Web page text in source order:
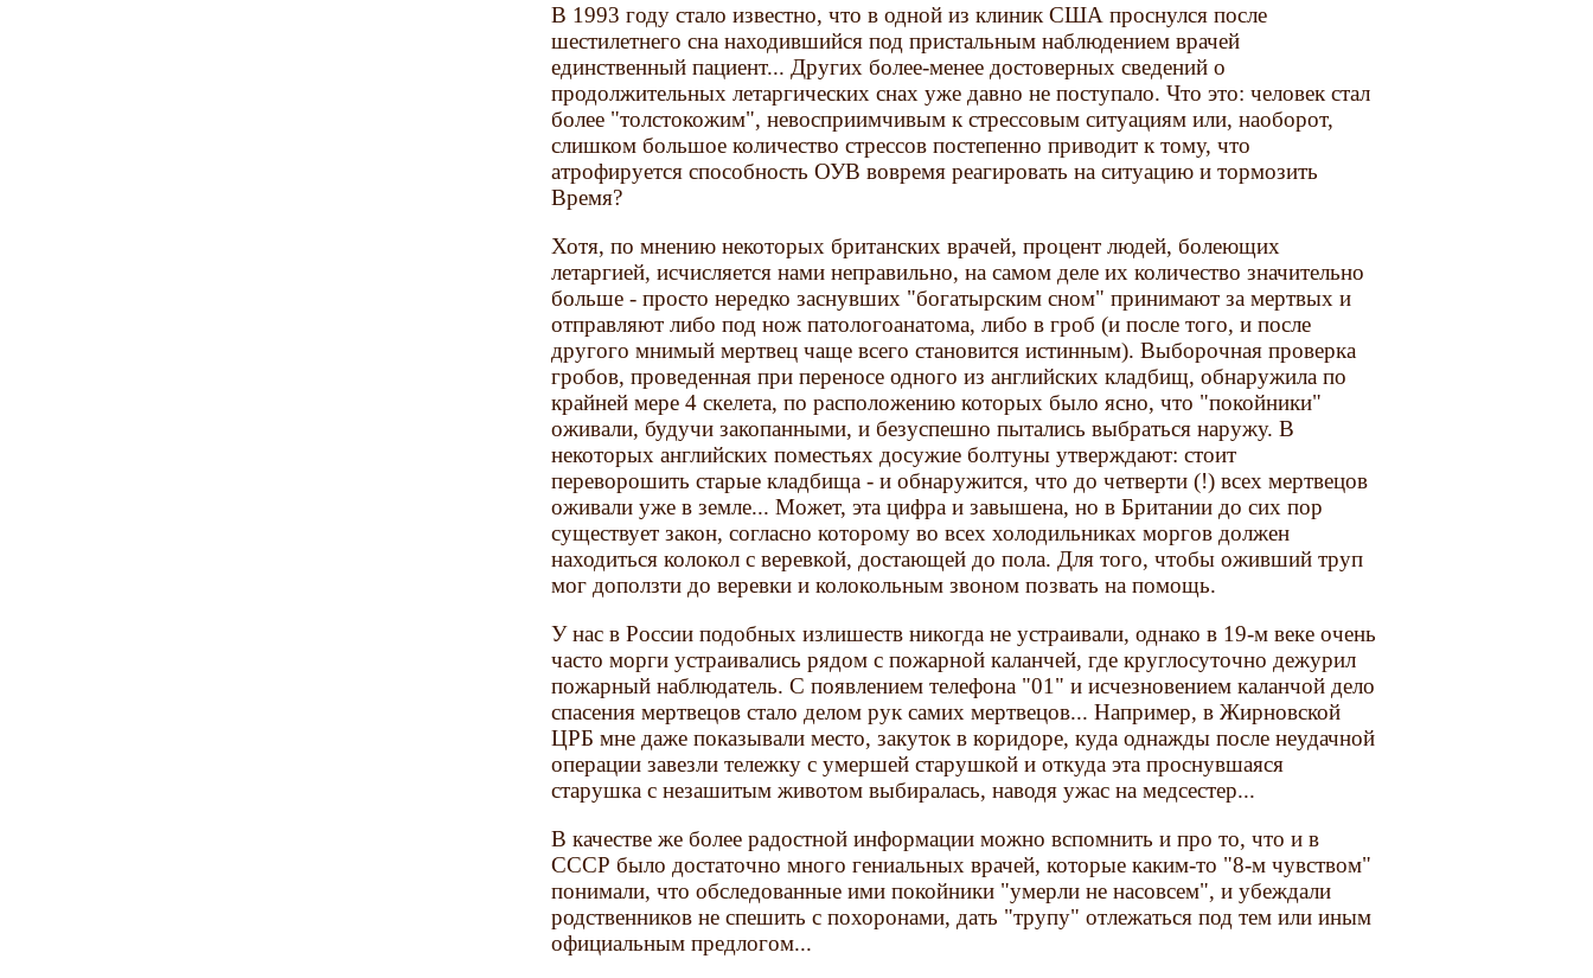
В 1993 году стало известно, что в одной из клиник США проснулся после
шестилетнего сна находившийся под пристальным наблюдением врачей
единственный пациент... Других более-менее достоверных сведений о
продолжительных летаргических снах уже давно не поступало. Что это: человек стал
более "толстокожим", невосприимчивым к стрессовым ситуациям или, наоборот,
слишком большое количество стрессов постепенно приводит к тому, что
атрофируется способность ОУВ вовремя реагировать на ситуацию и тормозить
Время?
Хотя, по мнению некоторых британских врачей, процент людей, болеющих
летаргией, исчисляется нами неправильно, на самом деле их количество значительно
больше - просто нередко заснувших "богатырским сном" принимают за мертвых и
отправляют либо под нож патологоанатома, либо в гроб (и после того, и после
другого мнимый мертвец чаще всего становится истинным). Выборочная проверка
гробов, проведенная при переносе одного из английских кладбищ, обнаружила по
крайней мере 4 скелета, по расположению которых было ясно, что "покойники"
оживали, будучи закопанными, и безуспешно пытались выбраться наружу. В
некоторых английских поместьях досужие болтуны утверждают: стоит
переворошить старые кладбища - и обнаружится, что до четверти (!) всех мертвецов
оживали уже в земле... Может, эта цифра и завышена, но в Британии до сих пор
существует закон, согласно которому во всех холодильниках моргов должен
находиться колокол с веревкой, достающей до пола. Для того, чтобы оживший труп
мог доползти до веревки и колокольным звоном позвать на помощь.
У нас в России подобных излишеств никогда не устраивали, однако в 19-м веке очень
часто морги устраивались рядом с пожарной каланчей, где круглосуточно дежурил
пожарный наблюдатель. С появлением телефона "01" и исчезновением каланчой дело
спасения мертвецов стало делом рук самих мертвецов... Например, в Жирновской
ЦРБ мне даже показывали место, закуток в коридоре, куда однажды после неудачной
операции завезли тележку с умершей старушкой и откуда эта проснувшаяся
старушка с незашитым животом выбиралась, наводя ужас на медсестер...
В качестве же более радостной информации можно вспомнить и про то, что и в
СССР было достаточно много гениальных врачей, которые каким-то "8-м чувством"
понимали, что обследованные ими покойники "умерли не насовсем", и убеждали
родственников не спешить с похоронами, дать "трупу" отлежаться под тем или иным
официальным предлогом...